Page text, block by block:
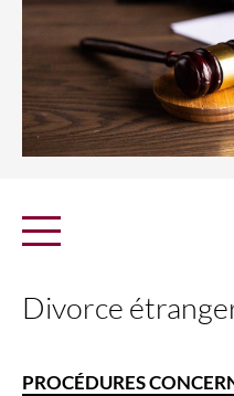
Divorce
PROCÉDURES